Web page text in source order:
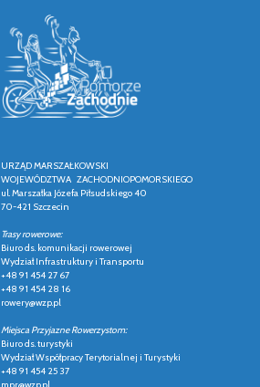
URZĄD MARSZAŁKOWSKI
WOJEWÓDZTWA ZACHODNIOPOMORSKIEGO
ul. Marszałka Józefa Piłsudskiego 40
70-421 Szczecin
Trasy rowerowe:
Biuro ds. komunikacji rowerowej
Wydział Infrastruktury i Transportu
+48 91 454 27 67
+48 91 454 28 16
rowery@wzp.pl
Miejsca Przyjazne Rowerzystom:
Biuro ds. turystyki
Wydział Współpracy Terytorialnej i Turystyki
+48 91 454 25 37